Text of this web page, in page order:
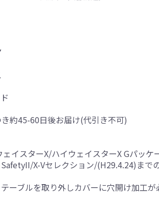
約45-60日後お届け(代引き不可)
イスターX/ハイウェイスターX Gパッ
X-Vセレクション/(H29.4.24)まで
ーブルを取り外しカバーに穴開け加工